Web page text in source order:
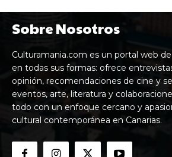
Sobre Nosotros
Culturamania.com es un portal web
en todas sus formas: ofrece
opinión, recomendaciones de cine y
eventos, arte, literatura y
todo con un enfoque cercano y
cultural contemporánea en Canarias.